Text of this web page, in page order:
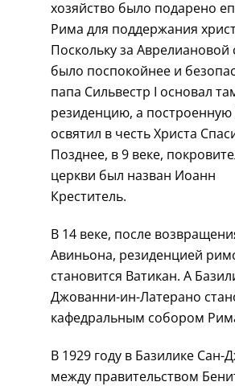
хозяйство было подарено
Рима для поддержания
Поскольку за Аврелиановой
было поспокойнее и
папа Сильвестр I основал
резиденцию, а построенную
освятил в честь Христа
Позднее, в 9 веке,
церкви был назван Иоанн
Креститель.
В 14 веке, после
Авиньона, резиденцией
становится Ватикан. А
Джованни-ин-Латерано
кафедральным собором
В 1929 году в Базилике Сан-
между правительством